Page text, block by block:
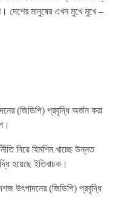
দেশের মানুষের এখন মুখে মুখে –
(জিডিপি) প্রবৃদ্ধি অর্জন করা
নিয়ে হিমশিম খাচ্ছে উন্নত
হয়েছে ইতিবাচক।
উৎপাদনের (জিডিপি) প্রবৃদ্ধি